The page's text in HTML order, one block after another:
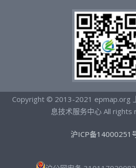
Copyright © 2013-2021 epmap.org
息技术服务中心 All rights
沪ICP备14000251